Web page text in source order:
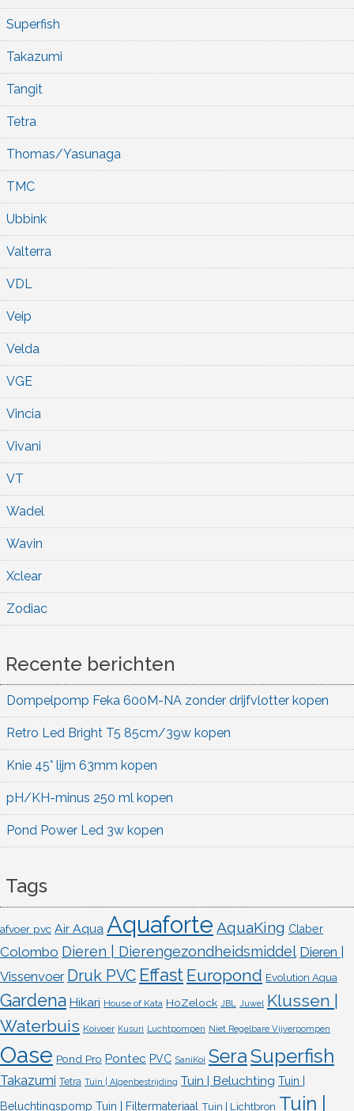
Superfish
Takazumi
Tangit
Tetra
Thomas/Yasunaga
TMC
Ubbink
Valterra
VDL
Veip
Velda
VGE
Vincia
Vivani
VT
Wadel
Wavin
Xclear
Zodiac
Recente berichten
Dompelpomp Feka 600M-NA zonder drijfvlotter kopen
Retro Led Bright T5 85cm/39w kopen
Knie 45° lijm 63mm kopen
pH/KH-minus 250 ml kopen
Pond Power Led 3w kopen
Tags
afvoer pvc Air Aqua Aquaforte AquaKing Claber
Colombo Dieren | Dierengezondheidsmiddel Dieren |
Vissenvoer Druk PVC Effast Europond Evolution Aqua
Gardena Hikari House of Kata HoZelock JBL Juwel Klussen |
Waterbuis Koivoer Kusuri Luchtpompen Niet Regelbare Vijverpompen
Oase Pond Pro Pontec PVC SaniKoi SeraSuperfish
Takazumi Tetra Tuin | Algenbestrijding Tuin | Beluchting Tuin |
Beluchtingspomp Tuin | Filtermateriaal Tuin | Lichtbron Tuin |